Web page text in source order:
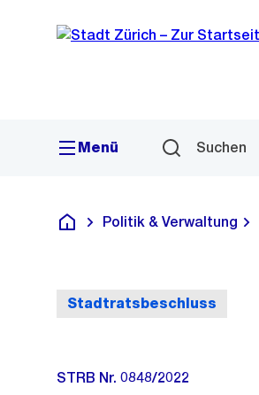
Navigation
Sprunglink
Menü Suchen
Deutsch
Politik & Verwaltung
Stadtratsbeschluss
STRB Nr. 0848/2022